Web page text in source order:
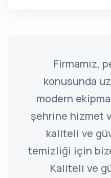
Firmamız,
konusunda
modern
şehrine hizmet
kaliteli ve
temizliği için
Kaliteli ve